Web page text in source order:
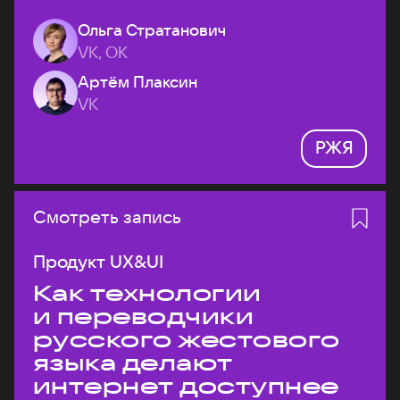
Ольга Стратанович
VK, ОК
Артём Плаксин
VK
РЖЯ
Смотреть запись
Продукт UX&UI
Как технологии
и переводчики
русского жестового
языка делают
интернет доступнее